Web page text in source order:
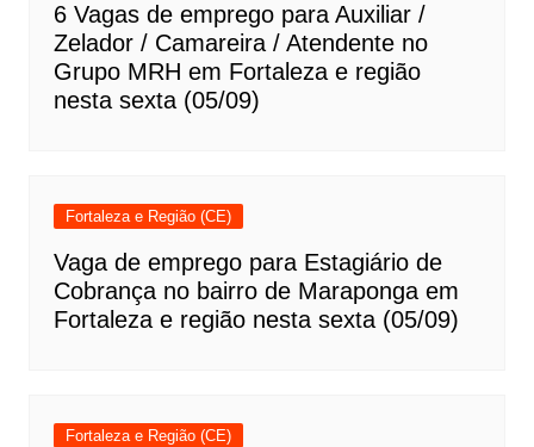
6 Vagas de emprego para Auxiliar /
Zelador / Camareira / Atendente no
Grupo MRH em Fortaleza e região
nesta sexta (05/09)
Fortaleza e Região (CE)
Vaga de emprego para Estagiário de
Cobrança no bairro de Maraponga em
Fortaleza e região nesta sexta (05/09)
Fortaleza e Região (CE)